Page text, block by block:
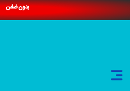
بدون ضامن